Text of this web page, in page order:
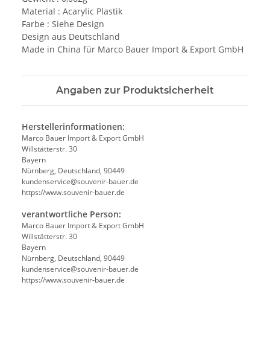
Material : Acarylic Plastik
Farbe : Siehe Design
Design aus Deutschland
Made in China für Marco Bauer Import & Export GmbH
Angaben zur Produktsicherheit
Herstellerinformationen:
Marco Bauer Import & Export GmbH
Willstätterstr. 30
Bayern
Nürnberg, Deutschland, 90449
kundenservice@souvenir-bauer.de
https://www.souvenir-bauer.de
verantwortliche Person:
Marco Bauer Import & Export GmbH
Willstätterstr. 30
Bayern
Nürnberg, Deutschland, 90449
kundenservice@souvenir-bauer.de
https://www.souvenir-bauer.de